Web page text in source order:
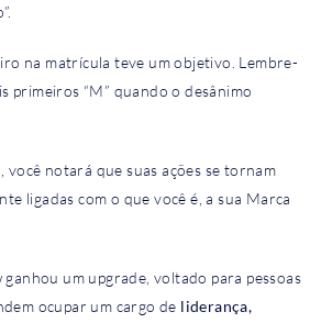
na matrícula teve um objetivo. Lembre-
primeiros “M” quando o desânimo
você notará que suas ações se tornam
ligadas com o que você é, a sua Marca
ganhou um upgrade, voltado para pessoas
ocupar um cargo de liderança,